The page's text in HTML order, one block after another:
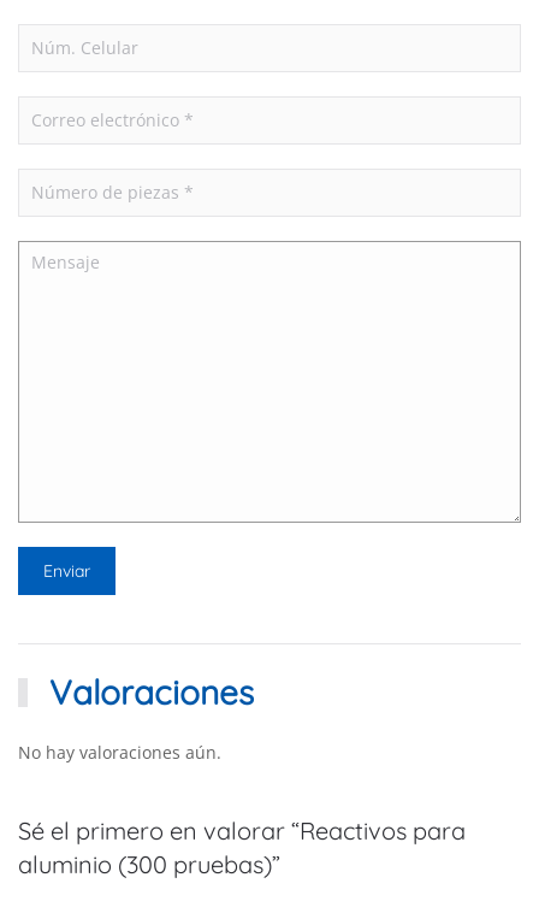
Valoraciones
No hay valoraciones aún.
Sé el primero en valorar “Reactivos para
aluminio (300 pruebas)”